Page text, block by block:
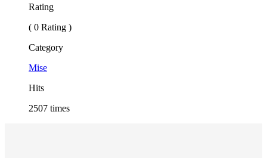
Rating
( 0 Rating )
Category
Mise
Hits
2507 times